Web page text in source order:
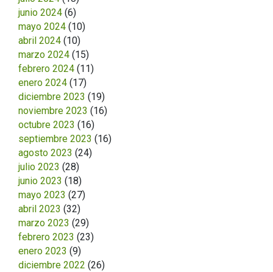
junio 2024 (6)
mayo 2024 (10)
abril 2024 (10)
marzo 2024 (15)
febrero 2024 (11)
enero 2024 (17)
diciembre 2023 (19)
noviembre 2023 (16)
octubre 2023 (16)
septiembre 2023 (16)
agosto 2023 (24)
julio 2023 (28)
junio 2023 (18)
mayo 2023 (27)
abril 2023 (32)
marzo 2023 (29)
febrero 2023 (23)
enero 2023 (9)
diciembre 2022 (26)